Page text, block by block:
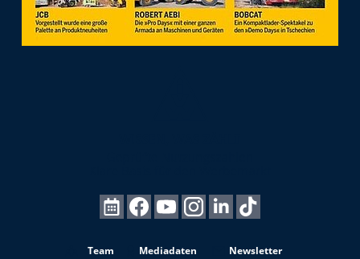
Team Mediadaten Newsletter